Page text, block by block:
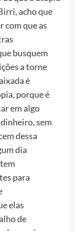
acho que
com que as
busquem
a torne
é
porque é
em algo
sem
dessa
dia
para
elas
de